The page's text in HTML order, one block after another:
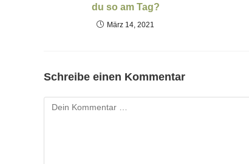
du so am Tag?
März 14, 2021
Schreibe einen Kommentar